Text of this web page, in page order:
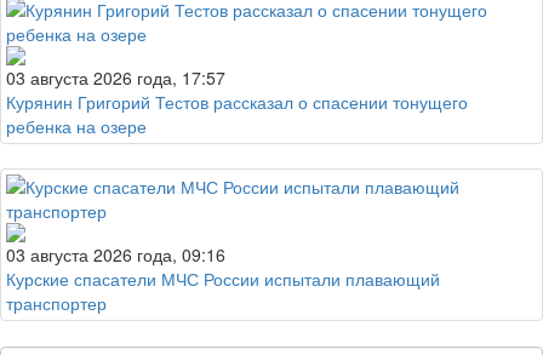
03 августа 2026 года, 17:57
Курянин Григорий Тестов рассказал о спасении тонущего
ребенка на озере
03 августа 2026 года, 09:16
Курские спасатели МЧС России испытали плавающий
транспортер